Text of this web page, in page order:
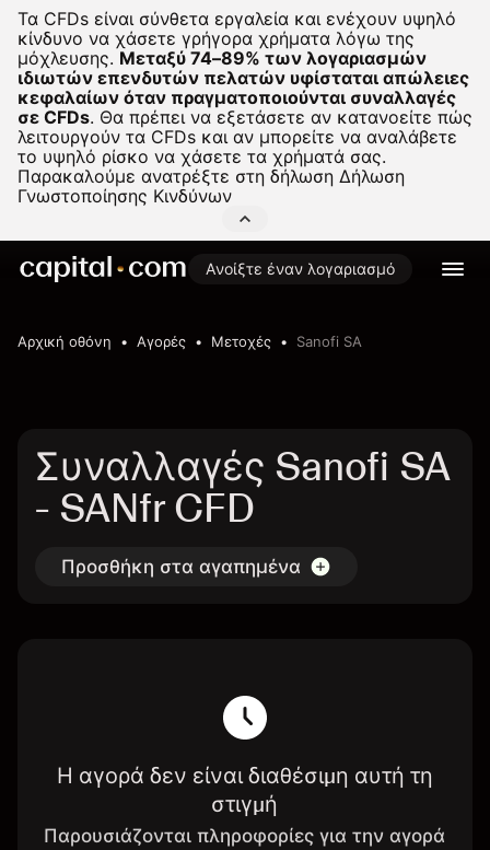
Τα CFDs είναι σύνθετα εργαλεία και ενέχουν υψηλό
κίνδυνο να χάσετε γρήγορα χρήματα λόγω της
μόχλευσης. Μεταξύ 74–89% των λογαριασμών
ιδιωτών επενδυτών πελατών υφίσταται απώλειες
κεφαλαίων όταν πραγματοποιούνται συναλλαγές
σε CFDs. Θα πρέπει να εξετάσετε αν κατανοείτε πώς
λειτουργούν τα CFDs και αν μπορείτε να αναλάβετε
το υψηλό ρίσκο να χάσετε τα χρήματά σας.
Παρακαλούμε ανατρέξτε στη δήλωση Δήλωση
Γνωστοποίησης Κινδύνων
Ανοίξτε έναν λογαριασμό
Αρχική οθόνη Αγορές Μετοχές Sanofi SA
Συναλλαγές Sanofi SA
- SANfr CFD
Προσθήκη στα αγαπημένα
Η αγορά δεν είναι διαθέσιμη αυτή τη
στιγμή
Παρουσιάζονται πληροφορίες για την αγορά